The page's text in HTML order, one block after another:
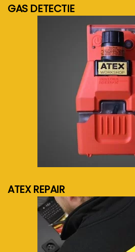
GAS DETECTIE
meer info...
ATEX REPAIR